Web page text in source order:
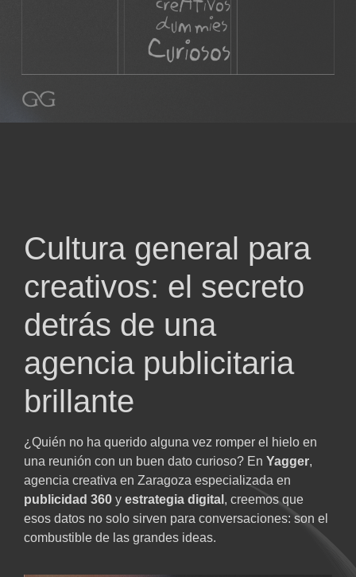
Cultura general para
creativos: el secreto
detrás de una
agencia publicitaria
brillante
¿Quién no ha querido alguna vez romper el hielo en
una reunión con un buen dato curioso? En Yagger,
agencia creativa en Zaragoza especializada en
publicidad 360 y estrategia digital , creemos que
esos datos no solo sirven para conversaciones: son el
combustible de las grandes ideas.